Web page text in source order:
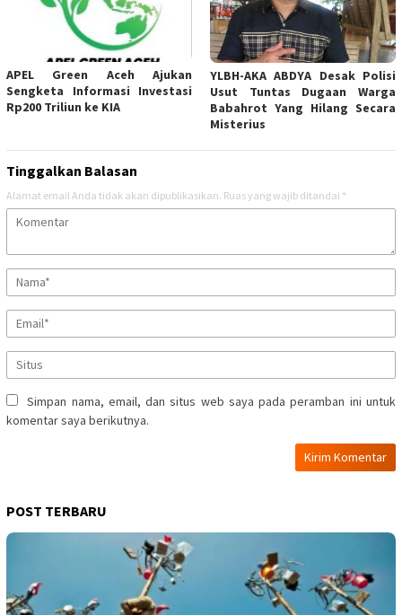
APEL Green Aceh Ajukan
Sengketa Informasi Investasi
Rp200 Triliun ke KIA
YLBH-AKA ABDYA Desak Polisi
Usut Tuntas Dugaan Warga
Babahrot Yang Hilang Secara
Misterius
Tinggalkan Balasan
Alamat email Anda tidak akan dipublikasikan. Ruas yang wajib ditandai *
Simpan nama, email, dan situs web saya pada peramban ini untuk
komentar saya berikutnya.
POST TERBARU